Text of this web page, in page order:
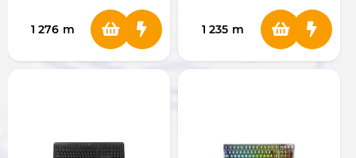
1 276 m 1 235 m